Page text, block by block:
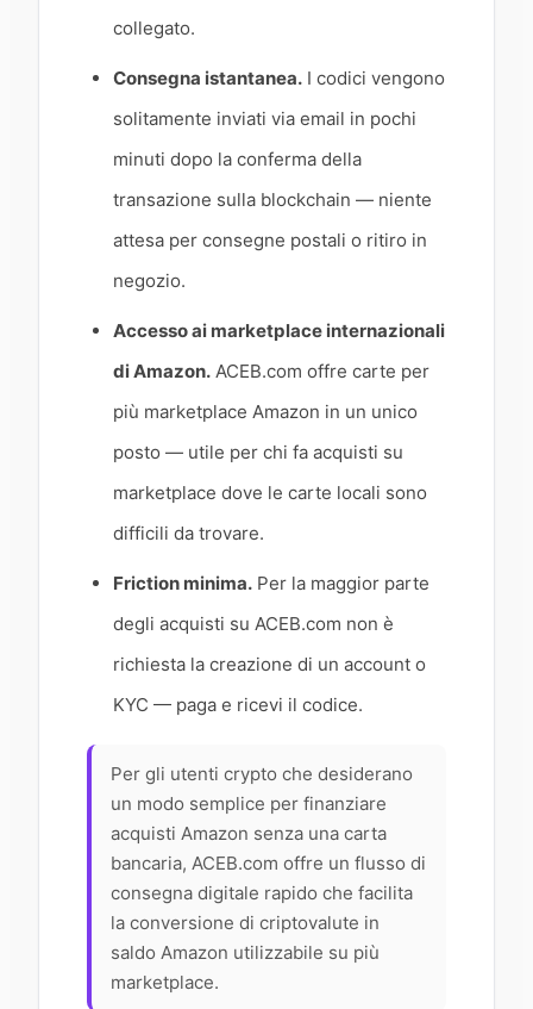
collegato.
Consegna istantanea. I codici vengono
solitamente inviati via email in pochi
minuti dopo la conferma della
transazione sulla blockchain — niente
attesa per consegne postali o ritiro in
negozio.
Accesso ai marketplace internazionali
di Amazon. ACEB.com offre carte per
più marketplace Amazon in un unico
posto — utile per chi fa acquisti su
marketplace dove le carte locali sono
difficili da trovare.
Friction minima. Per la maggior parte
degli acquisti su ACEB.com non è
richiesta la creazione di un account o
KYC — paga e ricevi il codice.
Per gli utenti crypto che desiderano
un modo semplice per finanziare
acquisti Amazon senza una carta
bancaria, ACEB.com offre un flusso di
consegna digitale rapido che facilita
la conversione di criptovalute in
saldo Amazon utilizzabile su più
marketplace.